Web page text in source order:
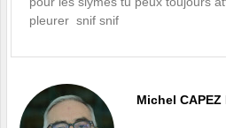
pleurer snif snif
Michel CAPEZ